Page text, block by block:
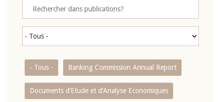
- Tous - Banking Commission Annual Report
Documents d’Etude et d’Analyse Economiques